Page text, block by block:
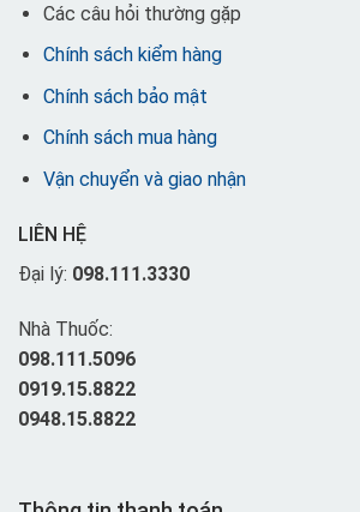
Các câu hỏi thường gặp
Chính sách kiểm hàng
Chính sách bảo mật
Chính sách mua hàng
Vận chuyển và giao nhận
LIÊN HỆ
Đại lý: 098.111.3330
Nhà Thuốc:
098.111.5096
0919.15.8822
0948.15.8822